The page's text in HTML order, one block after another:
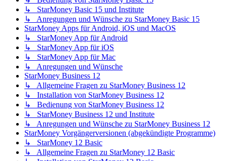
↳ StarMoney Basic 15 und Institute
↳ Anregungen und Wünsche zu StarMoney Basic 15
StarMoney Apps für Android, iOS und MacOS
↳ StarMoney App für Android
↳ StarMoney App für iOS
↳ StarMoney App für Mac
↳ Anregungen und Wünsche
StarMoney Business 12
↳ Allgemeine Fragen zu StarMoney Business 12
↳ Installation von StarMoney Business 12
↳ Bedienung von StarMoney Business 12
↳ StarMoney Business 12 und Institute
↳ Anregungen und Wünsche zu StarMoney Business 12
StarMoney Vorgängerversionen (abgekündigte Programme)
↳ StarMoney 12 Basic
↳ Allgemeine Fragen zu StarMoney 12 Basic